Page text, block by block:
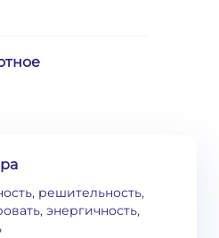
решительность,
энергичность,